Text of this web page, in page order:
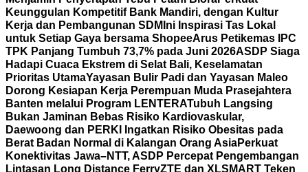
Keunggulan Kompetitif Bank Mandiri, dengan Kultur
Kerja dan Pembangunan SDM Ini Inspirasi Tas Lokal
untuk Setiap Gaya bersama ShopeeArus Petikemas IPC
TPK Panjang Tumbuh 73,7% pada Juni 2026ASDP Siaga
Hadapi Cuaca Ekstrem di Selat Bali, Keselamatan
Prioritas UtamaYayasan Bulir Padi dan Yayasan Maleo
Dorong Kesiapan Kerja Perempuan Muda Prasejahtera
Banten melalui Program LENTERATubuh Langsing
Bukan Jaminan Bebas Risiko Kardiovaskular,
Daewoong dan PERKI Ingatkan Risiko Obesitas pada
Berat Badan Normal di Kalangan Orang AsiaPerkuat
Konektivitas Jawa–NTT, ASDP Percepat Pengembangan
Lintasan Long Distance FerryZTE dan XLSMART Teken